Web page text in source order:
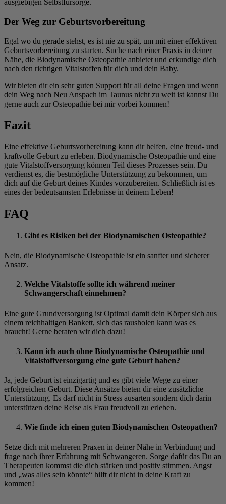
ausgiebigen Selbstfürsorge.
Der Weg zur Geburtsvorbereitung
Egal wo du gerade stehst, es ist nie zu spät, um mit einer effektiven
Geburtsvorbereitung zu starten. Suche nach einer Praxis in deiner
Nähe, die Biodynamische Osteopathie anbietet und erkundige dich
nach den richtigen Vitalstoffen für dich und dein Baby.
Wir bieten dir ein sehr guten Support für all deine Fragen und wenn
dein Weg nach Neu Anspach im Taunus nicht zu weit ist kannst Du
gerne auch zur Osteopathie bei mir vorbei kommen!
Fazit
Eine effektive Geburtsvorbereitung kann dir helfen, eine freud- und
kraftvolle Geburt zu erleben. Biodynamische Osteopathie und eine
gute Vitalstoffversorgung können Teil dieses Prozesses sein. Du
verdienst es, die bestmögliche Unterstützung zu bekommen, um
dich auf die Geburt deines Kindes vorzubereiten. Schließlich ist es
eines der bedeutsamsten Erlebnisse in deinem Leben!
FAQ
Gibt es Risiken bei der Biodynamischen Osteopathie?
Nein, die Biodynamische Osteopathie ist ein sanfter und sicherer
Ansatz.
Welche Vitalstoffe sollte ich während meiner
Schwangerschaft einnehmen?
Eine gute Grundversorgung ist Optimal damit dein Körper sich aus
einem reichhaltigen Bankett, sich das rausholen kann was es
braucht! Gerne beraten wir dich dazu!
Kann ich auch ohne Biodynamische Osteopathie und
Vitalstoffversorgung eine gute Geburt haben?
Ja, jede Geburt ist einzigartig und es gibt viele Wege zu einer
erfolgreichen Geburt. Diese Ansätze bieten dir eine zusätzliche
Unterstützung. Es darf nicht in Stress ausarten sondern dich darin
unterstützen deine Reise als Frau freudvoll zu erleben.
Wie finde ich einen guten Biodynamischen Osteopathen?
Setze dich mit mehreren Praxen in deiner Nähe in Verbindung und
frage nach ihrer Erfahrung mit Schwangeren. Sorge dafür das Du an
Therapeuten kommst die dich stärken und positiv stimmen. Angst
und „was alles sein könnte“ hilft dir nicht in deine Kraft zu
kommen!